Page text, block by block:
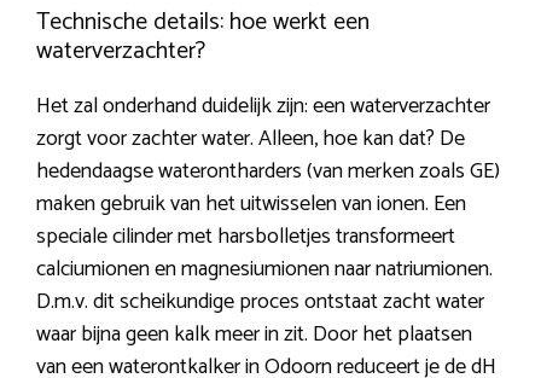
Technische details: hoe werkt een
waterverzachter?
Het zal onderhand duidelijk zijn: een waterverzachter
zorgt voor zachter water. Alleen, hoe kan dat? De
hedendaagse waterontharders (van merken zoals GE)
maken gebruik van het uitwisselen van ionen. Een
speciale cilinder met harsbolletjes transformeert
calciumionen en magnesiumionen naar natriumionen.
D.m.v. dit scheikundige proces ontstaat zacht water
waar bijna geen kalk meer in zit. Door het plaatsen
van een waterontkalker in Odoorn reduceert je de dH